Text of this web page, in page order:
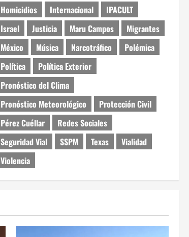
Homicidios
Internacional
IPACULT
Israel
Justicia Maru Campos
Migrantes
México
Música Narcotráfico
Polémica
Política
Política Exterior
Pronóstico del Clima
Pronóstico Meteorológico
Protección Civil
Pérez Cuéllar
Redes Sociales
Seguridad Vial
SSPM Texas
Vialidad
Violencia